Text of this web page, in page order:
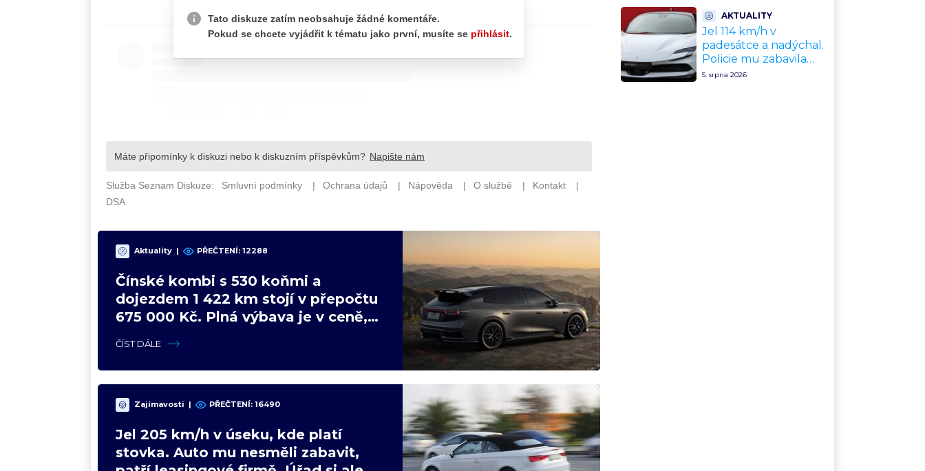
Aktuality | PŘEČTENÍ: 12288
Čínské kombi s 530 koňmi a
dojezdem 1 422 km stojí v přepočtu
675 000 Kč. Plná výbava je v ceně,
VW a BMW mají problém
ČÍST DÁLE
Zajímavosti | PŘEČTENÍ: 16490
Jel 205 km/h v úseku, kde platí
stovka. Auto mu nesměli zabavit,
zastavitAKTUALITY
Jel 114 km/h v
padesátce a nadýchal.
Policie mu zabavila
nové Ferrari za 11
5. srpna 2026